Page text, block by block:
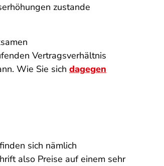
zustande
Vertragsverhältnis
Wie Sie sich dagegen
sich nämlich
also Preise auf einem sehr